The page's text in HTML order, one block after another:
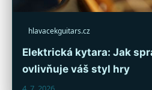
hlavacekguitars.cz
Elektrická kytara: Jak
ovlivňuje váš styl hry